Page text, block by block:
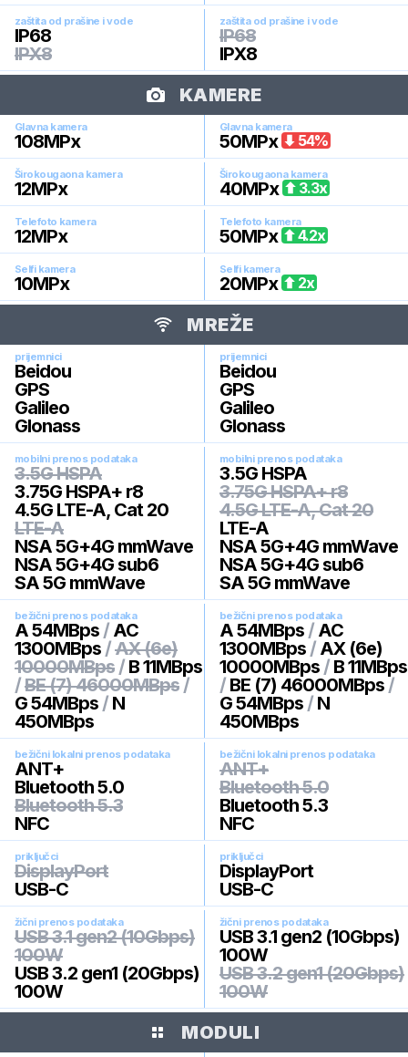
zaštita od prašine i vode
IP68
IPX8
zaštita od prašine i vode
IP68
IPX8
KAMERE
Glavna kamera
108MPx
Glavna kamera
50MPx 54%
Širokougaona kamera
12MPx
Širokougaona kamera
40MPx 3.3x
Telefoto kamera
12MPx
Telefoto kamera
50MPx 4.2x
Selfi kamera
10MPx
Selfi kamera
20MPx 2x
MREŽE
prijemnici
Beidou
GPS
Galileo
Glonass
prijemnici
Beidou
GPS
Galileo
Glonass
mobilni prenos podataka
3.5G HSPA
3.75G HSPA+ r8
4.5G LTE-A, Cat 20
LTE-A
NSA 5G+4G mmWave
NSA 5G+4G sub6
SA 5G mmWave
mobilni prenos podataka
3.5G HSPA
3.75G HSPA+ r8
4.5G LTE-A, Cat 20
LTE-A
NSA 5G+4G mmWave
NSA 5G+4G sub6
SA 5G mmWave
bežični prenos podataka
A 54MBps / AC
1300MBps /AX (6e)
10000MBps / B 11MBps
/BE (7) 46000MBps /
G 54MBps / N
450MBps
bežični prenos podataka
A 54MBps / AC
1300MBps / AX (6e)
10000MBps / B 11MBps
/ BE (7) 46000MBps /
G 54MBps / N
450MBps
bežični lokalni prenos podataka
ANT+
Bluetooth 5.0
Bluetooth 5.3
NFC
bežični lokalni prenos podataka
ANT+
Bluetooth 5.0
Bluetooth 5.3
NFC
priključci
DisplayPort
USB-C
priključci
DisplayPort
USB-C
žični prenos podataka
USB 3.1 gen2 (10Gbps)
100W
USB 3.2 gen1 (20Gbps)
100W
žični prenos podataka
USB 3.1 gen2 (10Gbps)
100W
USB 3.2 gen1 (20Gbps)
100W
MODULI